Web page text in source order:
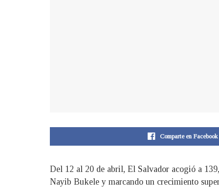
Comparte en Facebook
Del 12 al 20 de abril, El Salvador acogió a
Nayib Bukele y marcando un crecimiento